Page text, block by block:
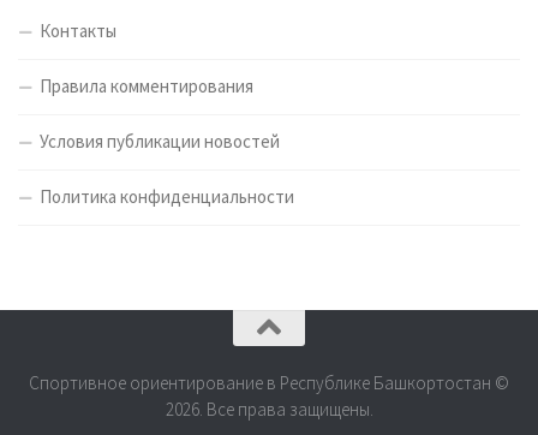
Контакты
Правила комментирования
Условия публикации новостей
Политика конфиденциальности
Спортивное ориентирование в Республике Башкортостан ©
2026. Все права защищены.